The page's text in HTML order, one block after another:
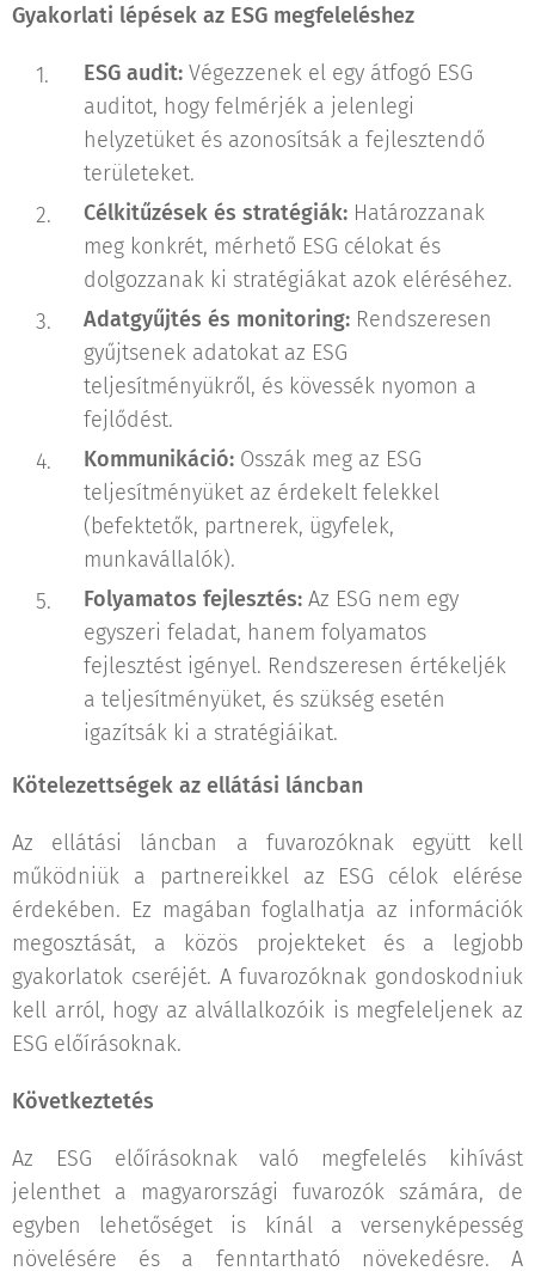
Gyakorlati lépések az ESG megfeleléshez
ESG audit: Végezzenek el egy átfogó ESG
auditot, hogy felmérjék a jelenlegi
helyzetüket és azonosítsák a fejlesztendő
területeket.
Célkitűzések és stratégiák: Határozzanak
meg konkrét, mérhető ESG célokat és
dolgozzanak ki stratégiákat azok eléréséhez.
Adatgyűjtés és monitoring: Rendszeresen
gyűjtsenek adatokat az ESG
teljesítményükről, és kövessék nyomon a
fejlődést.
Kommunikáció: Osszák meg az ESG
teljesítményüket az érdekelt felekkel
(befektetők, partnerek, ügyfelek,
munkavállalók).
Folyamatos fejlesztés: Az ESG nem egy
egyszeri feladat, hanem folyamatos
fejlesztést igényel. Rendszeresen értékeljék
a teljesítményüket, és szükség esetén
igazítsák ki a stratégiáikat.
Kötelezettségek az ellátási láncban
Az ellátási láncban a fuvarozóknak együtt kell
működniük a partnereikkel az ESG célok elérése
érdekében. Ez magában foglalhatja az információk
megosztását, a közös projekteket és a legjobb
gyakorlatok cseréjét. A fuvarozóknak gondoskodniuk
kell arról, hogy az alvállalkozóik is megfeleljenek az
ESG előírásoknak.
Következtetés
Az ESG előírásoknak való megfelelés kihívást
jelenthet a magyarországi fuvarozók számára, de
egyben lehetőséget is kínál a versenyképesség
növelésére és a fenntartható növekedésre. A